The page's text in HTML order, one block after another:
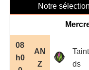
Notre
08
h0
AN
Z
ds